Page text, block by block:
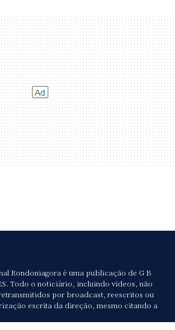
Rondoniagora é uma publicação de G B
Todo o noticiário, incluindo vídeos, não
por broadcast, reescritos ou
escrita da direção, mesmo citando a